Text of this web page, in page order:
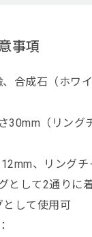
事項
合成石（ホワ
30mm（リング
、リング
して2通りに
して使用可